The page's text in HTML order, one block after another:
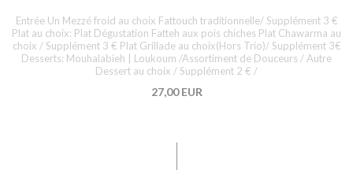
Entrée Un Mezzé froid au choix Fattouch traditionnelle/ Supplément 3 €
Plat au choix: Plat Dégustation Fatteh aux pois chiches Plat Chawarma au
choix / Supplément 3 € Plat Grillade au choix(Hors Trio)/ Supplément 3€
Desserts: Mouhalabieh | Loukoum /Assortiment de Douceurs / Autre
Dessert au choix / Supplément 2 € /
27,00 EUR